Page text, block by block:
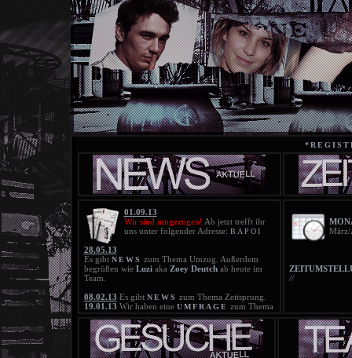
01.09.13
Wir sind umgezogen! Ab jetzt trefft ihr
uns unter folgender Adresse: BAPOI
28.05.13
Es gibt NEWS zum Thema Umzug. Außerdem
begrüßen wie Luziaka Zoey Deutchab heute im
Team.
08.02.13 Es gibt NEWS zum Thema Zeitsprung.
19.01.13 Wir haben eine UMFRAGE zum Thema
18.01.13Die neueBLACKLISTist online!
21.11.12Die neueBLACKLISTist online!
25.10.12Die Blacklist wurde gelöscht!
20.10.12Die neueBLACKLISTist online!
//